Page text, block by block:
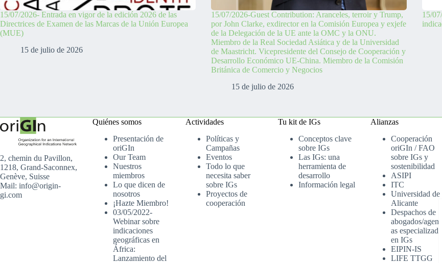
15/07/2026- Entrada en vigor de la edición 2026 de las
Directrices de Examen de las Marcas de la Unión Europea
(MUE)
15 de julio de 2026
15/07/2026-Guest Contribution: Aranceles, terroir y Trump,
por John Clarke, exdirector en la Comisión Europea y exjefe
de la Delegación de la UE ante la OMC y la ONU.
Miembro de la Real Sociedad Asiática y de la Universidad
de Maastricht. Vicepresidente del Consejo de Cooperación y
Desarrollo Económico UE-China. Miembro de la Comisión
Británica de Comercio y Negocios
15 de julio de 2026
15/
2, chemin du Pavillon,
1218, Grand-Saconnex,
Genève, Suisse
Mail: info@origin-
gi.com
Quiénes somos
Presentación de
oriGIn
Our Team
Nuestros
miembros
Lo que dicen de
nosotros
¡Hazte Miembro!
03/05/2022-
Webinar sobre
indicaciones
geográficas en
África:
Lanzamiento del
Actividades
Políticas y
Campañas
Eventos
Todo lo que
necesita saber
sobre IGs
Proyectos de
cooperación
Tu kit de IGs
Conceptos clave
sobre IGs
Las IGs: una
herramienta de
desarrollo
Información legal
Alianzas
Cooperación
oriGIn / FAO
sobre IGs y
sostenibilidad
ASIPI
ITC
Universidad de
Alicante
Despachos de
abogados/agenci
as especializados
en IGs
EIPIN-IS
LIFE TTGG